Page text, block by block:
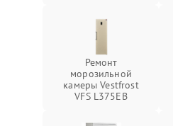
Ремонт
морозильной
камеры Vestfrost
VFS L375EB